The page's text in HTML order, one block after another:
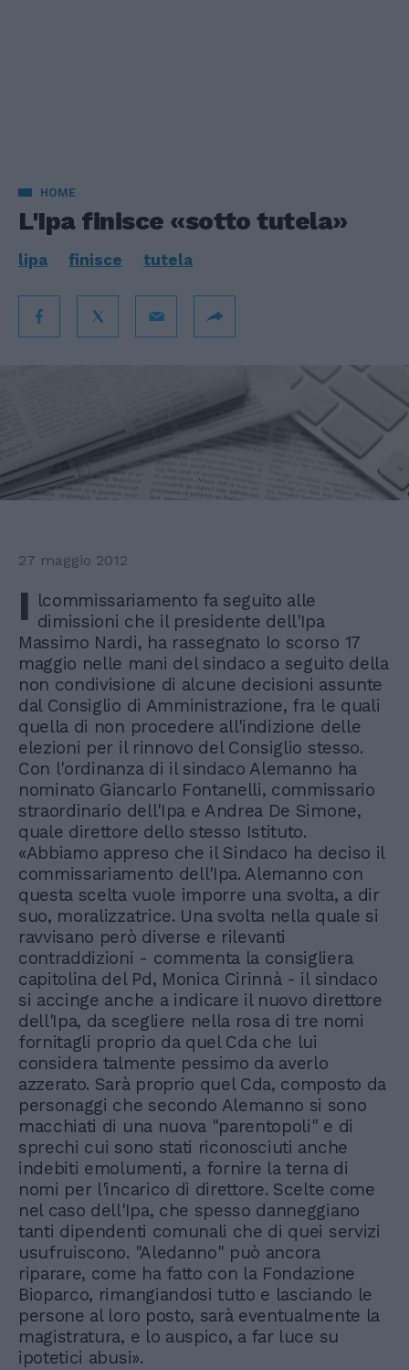
HOME
L'Ipa finisce «sotto tutela»
lipa finisce tutela
27 maggio 2012
I lcommissariamento fa seguito alle
dimissioni che il presidente dell'Ipa
Massimo Nardi, ha rassegnato lo scorso 17
maggio nelle mani del sindaco a seguito della
non condivisione di alcune decisioni assunte
dal Consiglio di Amministrazione, fra le quali
quella di non procedere all'indizione delle
elezioni per il rinnovo del Consiglio stesso.
Con l'ordinanza di il sindaco Alemanno ha
nominato Giancarlo Fontanelli, commissario
straordinario dell'Ipa e Andrea De Simone,
quale direttore dello stesso Istituto.
«Abbiamo appreso che il Sindaco ha deciso il
commissariamento dell'Ipa. Alemanno con
questa scelta vuole imporre una svolta, a dir
suo, moralizzatrice. Una svolta nella quale si
ravvisano però diverse e rilevanti
contraddizioni - commenta la consigliera
capitolina del Pd, Monica Cirinnà - il sindaco
si accinge anche a indicare il nuovo direttore
dell'Ipa, da scegliere nella rosa di tre nomi
fornitagli proprio da quel Cda che lui
considera talmente pessimo da averlo
azzerato. Sarà proprio quel Cda, composto da
personaggi che secondo Alemanno si sono
macchiati di una nuova "parentopoli" e di
sprechi cui sono stati riconosciuti anche
indebiti emolumenti, a fornire la terna di
nomi per l'incarico di direttore. Scelte come
nel caso dell'Ipa, che spesso danneggiano
tanti dipendenti comunali che di quei servizi
usufruiscono. "Aledanno" può ancora
riparare, come ha fatto con la Fondazione
Bioparco, rimangiandosi tutto e lasciando le
persone al loro posto, sarà eventualmente la
magistratura, e lo auspico, a far luce su
ipotetici abusi».